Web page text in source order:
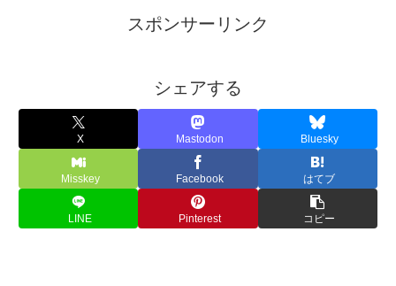
スポンサーリンク
シェアする
X Mastodon Bluesky
Misskey Facebook はてブ
LINE Pinterest コピー